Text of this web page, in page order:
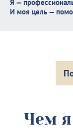
Я —
И моя цель —
Чем